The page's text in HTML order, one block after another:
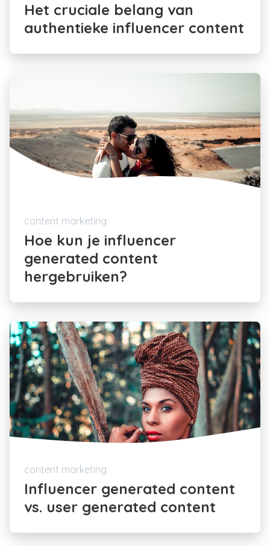
Het cruciale belang van
authentieke influencer content
content marketing
Hoe kun je influencer
generated content
hergebruiken?
content marketing
Influencer generated content
vs. user generated content